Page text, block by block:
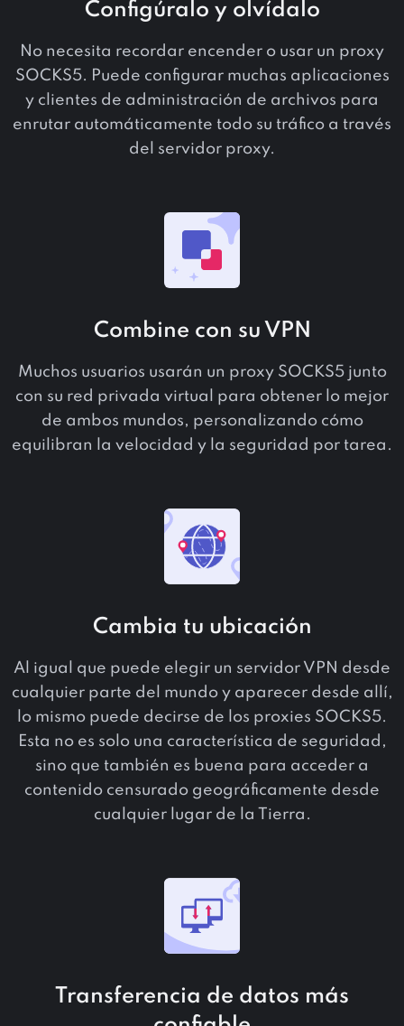
Configúralo y olvídalo
No necesita recordar encender o usar un proxy
SOCKS5. Puede configurar muchas aplicaciones
y clientes de administración de archivos para
enrutar automáticamente todo su tráfico a través
del servidor proxy.
Combine con su VPN
Muchos usuarios usarán un proxy SOCKS5 junto
con su red privada virtual para obtener lo mejor
de ambos mundos, personalizando cómo
equilibran la velocidad y la seguridad por tarea.
Cambia tu ubicación
Al igual que puede elegir un servidor VPN desde
cualquier parte del mundo y aparecer desde allí,
lo mismo puede decirse de los proxies SOCKS5.
Esta no es solo una característica de seguridad,
sino que también es buena para acceder a
contenido censurado geográficamente desde
cualquier lugar de la Tierra.
Transferencia de datos más